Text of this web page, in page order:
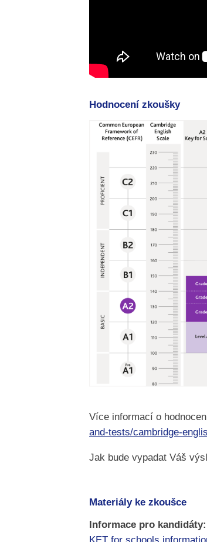
Hodnocení zkoušky
Více informací o
and-tests/cambridge-
Jak bude vypadat Váš
Materiály ke zkoušce
Informace pro kandidáty: